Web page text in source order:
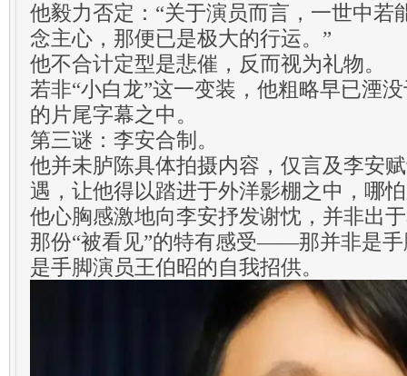
他毅力否定：“关于演员而言，一世中若
念主心，那便已是极大的行运。”
他不合计定型是悲催，反而视为礼物。
若非“小白龙”这一变装，他粗略早已湮
的片尾字幕之中。
第三谜：李安合制。
他并未胪陈具体拍摄内容，仅言及李安
遇，让他得以踏进于外洋影棚之中，哪
他心胸感激地向李安抒发谢忱，并非出
那份“被看见”的特有感受——那并非是
是手脚演员王伯昭的自我招供。